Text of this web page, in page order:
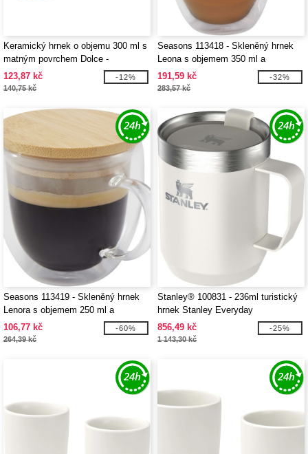
Keramický hrnek o objemu 300 ml s
matným povrchem Dolce -
EgotierPro 100855
123,87 kč
140,75 kč
-12%
Seasons 113418 - Skleněný hrnek
Leona s objemem 350 ml a
bambusovým víčkem
191,59 kč
283,57 kč
-32%
Seasons 113419 - Skleněný hrnek
Lenora s objemem 250 ml a
bambusovým víčkem
106,77 kč
264,39 kč
-60%
Stanley® 100831 - 236ml turistický
hrnek Stanley Everyday
856,49 kč
1 143,30 kč
-25%